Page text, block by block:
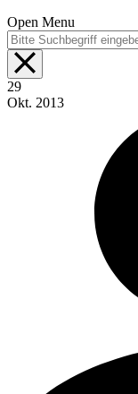
Open Menu
29
Okt. 2013